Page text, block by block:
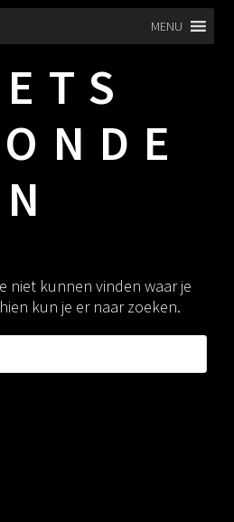
Ga
de
inhoud
MENU
N
niet kunnen vinden waar je
kun je er naar zoeken.